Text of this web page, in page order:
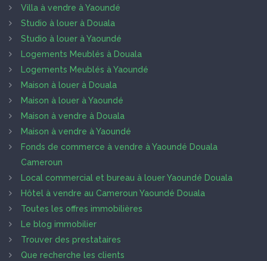
Villa à vendre à Yaoundé
Studio à louer à Douala
Studio à louer à Yaoundé
Logements Meublés à Douala
Logements Meublés à Yaoundé
Maison à louer à Douala
Maison à louer à Yaoundé
Maison à vendre à Douala
Maison à vendre à Yaoundé
Fonds de commerce à vendre à Yaoundé Douala
Cameroun
Local commercial et bureau à louer Yaoundé Douala
Hôtel à vendre au Cameroun Yaoundé Douala
Toutes les offres immobilières
Le blog immobilier
Trouver des prestataires
Que recherche les clients